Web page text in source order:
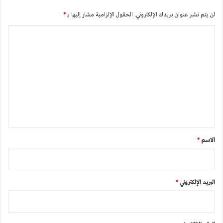
لن يتم نشر عنوان بريدك الإلكتروني. الحقول الإلزامية مشار إليها بـ*
*
الاسم *
البريد الإلكتروني *